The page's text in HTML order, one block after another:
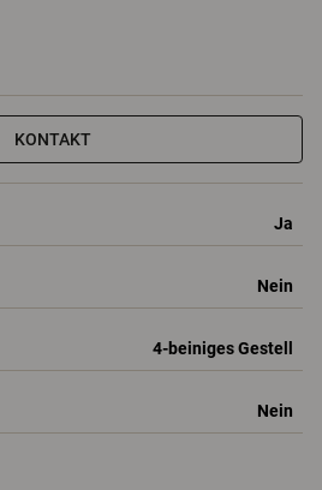
KONTAKT
Ja
Nein
4-beiniges Gestell
Nein